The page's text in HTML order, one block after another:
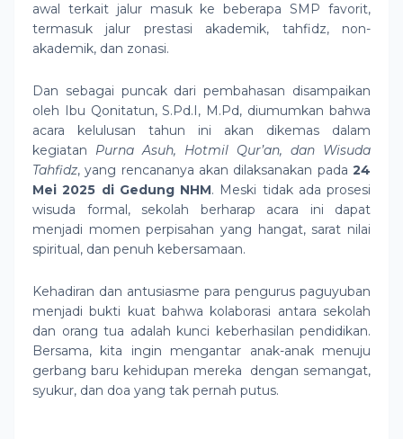
awal terkait jalur masuk ke beberapa SMP favorit,
termasuk jalur prestasi akademik, tahfidz, non-
akademik, dan zonasi.
Dan sebagai puncak dari pembahasan disampaikan
oleh Ibu Qonitatun, S.Pd.I, M.Pd, diumumkan bahwa
acara kelulusan tahun ini akan dikemas dalam
kegiatan Purna Asuh, Hotmil Qur’an, dan Wisuda
Tahfidz, yang rencananya akan dilaksanakan pada 24
Mei 2025 di Gedung NHM. Meski tidak ada prosesi
wisuda formal, sekolah berharap acara ini dapat
menjadi momen perpisahan yang hangat, sarat nilai
spiritual, dan penuh kebersamaan.
Kehadiran dan antusiasme para pengurus paguyuban
menjadi bukti kuat bahwa kolaborasi antara sekolah
dan orang tua adalah kunci keberhasilan pendidikan.
Bersama, kita ingin mengantar anak-anak menuju
gerbang baru kehidupan mereka dengan semangat,
syukur, dan doa yang tak pernah putus.